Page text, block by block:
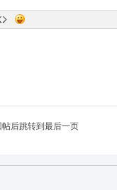
帖后跳转到最后一页